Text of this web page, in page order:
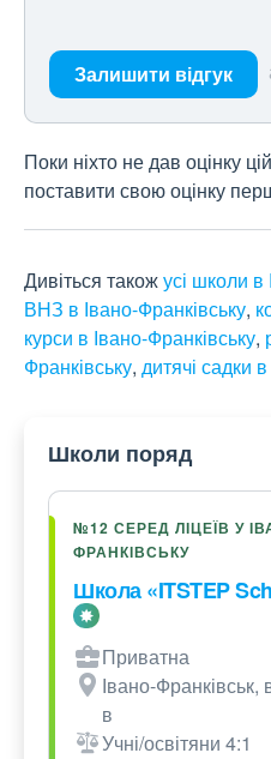
Залишити відгук
Поки ніхто не дав оцінку
поставити свою оцінку
Дивіться такожусі школи в
ВНЗ в Івано-Франківську,
курси в Івано-Франківську,
Франківську, дитячі садки
Школи поряд
№12 СЕРЕД ЛІЦЕЇВ У
ФРАНКІВСЬКУ
Школа «ITSTEP
Приватна
Івано-
в
Учні/освітяни 4:1